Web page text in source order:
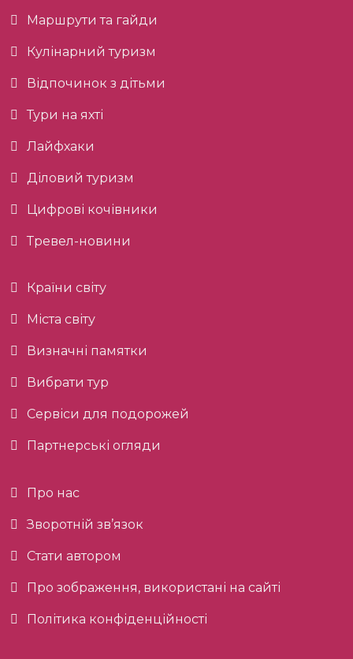
Маршрути та гайди
Кулінарний туризм
Відпочинок з дітьми
Тури на яхті
Лайфхаки
Діловий туризм
Цифрові кочівники
Тревел-новини
Країни світу
Міста світу
Визначні памятки
Вибрати тур
Сервіси для подорожей
Партнерські огляди
Про нас
Зворотній зв’язок
Стати автором
Про зображення, використані на сайті
Політика конфіденційності